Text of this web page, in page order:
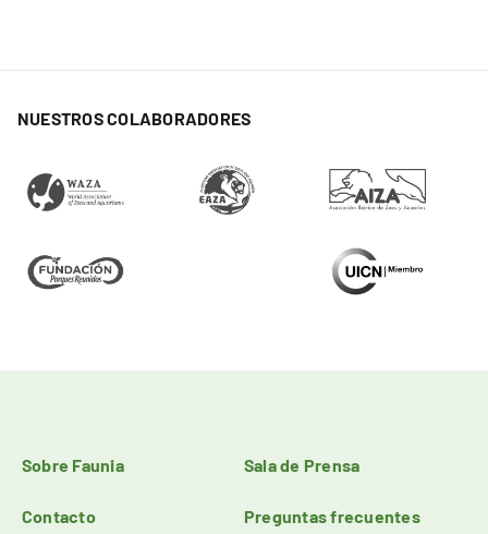
NUESTROS COLABORADORES
Sobre Faunia Sala de Prensa
Contacto Preguntas frecuentes